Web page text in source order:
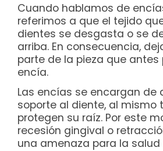
Cuando hablamos de
referimos a que el tejido
dientes se desgasta o se
arriba. En consecuencia,
parte de la pieza que antes
encía.
Las encías se encargan de
soporte al diente, al mismo
protegen su raíz. Por este
recesión gingival o
una amenaza para la salud